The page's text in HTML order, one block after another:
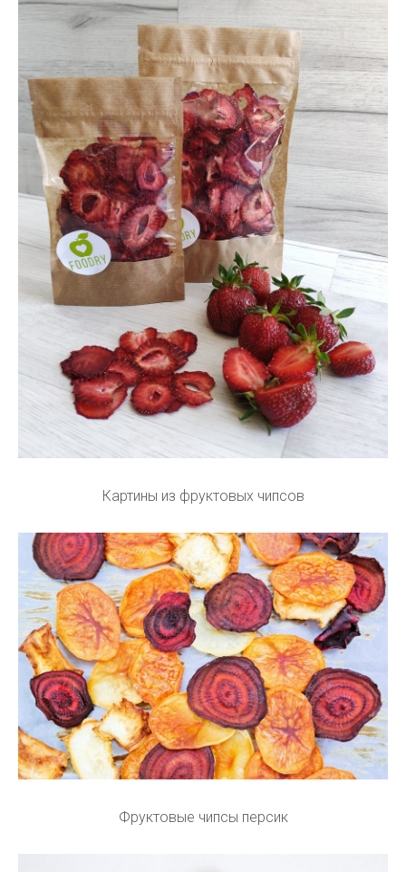
Картины из фруктовых чипсов
Фруктовые чипсы персик